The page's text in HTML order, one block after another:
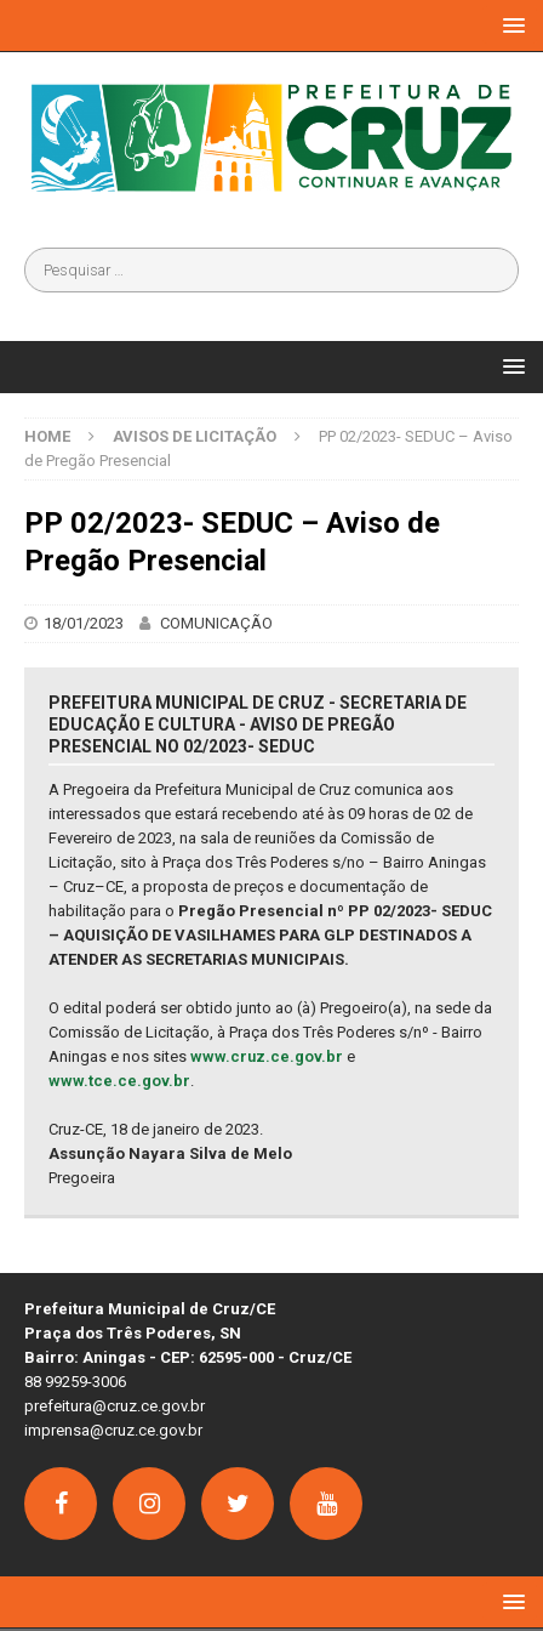
HOME AVISOS DE LICITAÇÃO
PP 02/2023- SEDUC – Aviso
de Pregão Presencial
PP 02/2023- SEDUC – Aviso de
Pregão Presencial
18/01/2023 COMUNICAÇÃO
PREFEITURA MUNICIPAL DE CRUZ - SECRETARIA DE
EDUCAÇÃO E CULTURA - AVISO DE PREGÃO
PRESENCIAL NO 02/2023- SEDUC
A Pregoeira da Prefeitura Municipal de Cruz comunica aos
interessados que estará recebendo até às 09 horas de 02 de
Fevereiro de 2023, na sala de reuniões da Comissão de
Licitação, sito à Praça dos Três Poderes s/no – Bairro Aningas
– Cruz–CE, a proposta de preços e documentação de
habilitação para o Pregão Presencial nº PP 02/2023- SEDUC
– AQUISIÇÃO DE VASILHAMES PARA GLP DESTINADOS A
ATENDER AS SECRETARIAS MUNICIPAIS.
O edital poderá ser obtido junto ao (à) Pregoeiro(a), na sede da
Comissão de Licitação, à Praça dos Três Poderes s/nº - Bairro
Aningas e nos sites www.cruz.ce.gov.br e
www.tce.ce.gov.br.
Cruz-CE, 18 de janeiro de 2023.
Assunção Nayara Silva de Melo
Pregoeira
Prefeitura Municipal de Cruz/CE
Praça dos Três Poderes, SN
Bairro: Aningas - CEP: 62595-000 - Cruz/CE
88 99259-3006
prefeitura@cruz.ce.gov.br
imprensa@cruz.ce.gov.br